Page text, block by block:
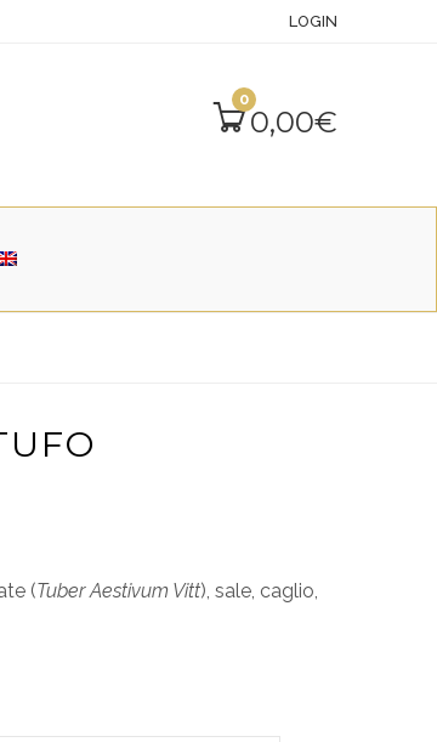
LOGIN
0
0,00€
(Tuber Aestivum Vitt), sale, caglio,